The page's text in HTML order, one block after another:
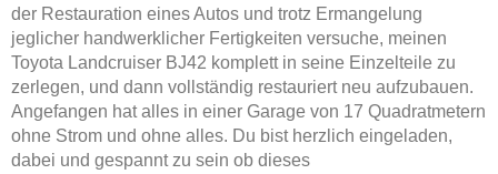
der Restauration eines Autos und trotz Ermangelung
jeglicher handwerklicher Fertigkeiten versuche, meinen
Toyota Landcruiser BJ42 komplett in seine Einzelteile zu
zerlegen, und dann vollständig restauriert neu aufzubauen.
Angefangen hat alles in einer Garage von 17 Quadratmetern
ohne Strom und ohne alles. Du bist herzlich eingeladen,
dabei und gespannt zu sein ob dieses